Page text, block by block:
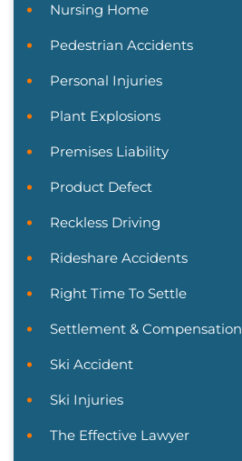
Nursing Home
Pedestrian Accidents
Personal Injuries
Plant Explosions
Premises Liability
Product Defect
Reckless Driving
Rideshare Accidents
Right Time To Settle
Settlement & Compensation
Ski Accident
Ski Injuries
The Effective Lawyer